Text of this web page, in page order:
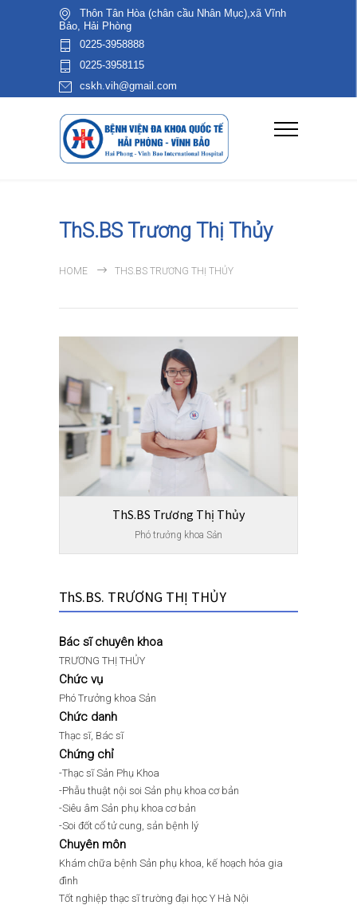
Thôn Tân Hòa (chân cầu Nhân Mục),xã Vĩnh
Bảo, Hải Phòng
0225-3958888
0225-3958115
cskh.vih@gmail.com
ThS.BS Trương Thị Thủy
HOME THS.BS TRƯƠNG THỊ THỦY
ThS.BS Trương Thị Thủy
Phó trưởng khoa Sản
ThS.BS. TRƯƠNG THỊ THỦY
Bác sĩ chuyên khoa
TRƯƠNG THỊ THỦY
Chức vụ
Phó Trưởng khoa Sản
Chức danh
Thạc sĩ, Bác sĩ
Chứng chỉ
-Thạc sĩ Sản Phụ Khoa
-Phẫu thuật nội soi Sản phụ khoa cơ bản
-Siêu âm Sản phụ khoa cơ bản
-Soi đốt cổ tử cung, sản bệnh lý
Chuyên môn
Khám chữa bệnh Sản phụ khoa, kế hoạch hóa gia
đình
Tốt nghiệp thạc sĩ trường đại học Y Hà Nội